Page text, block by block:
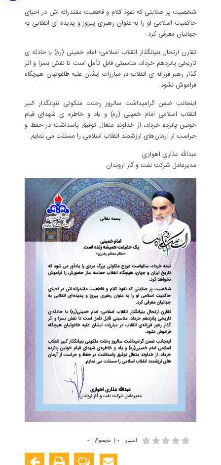
شخصیت پر صلابتی که نفوذ کلام و قاطعیت مقتدرانه اش در احیای
حاکمیت اسلامی او را به عنوان رهبری پیروز و پدیده ای انقلابی به
جهانیان معرفی کرد.
تقارن ارتحال بنیانگذار انقلاب اسلامی؛ امام خمینی (ره) با حادثه ی
تاریخی پانزدهم خرداد، مناسبتی قابل تأمل است تا نقش بسزا و اثر
گذار رهبر فرزانه ی انقلاب در مبارزات ایشان علیه طاغوتیان هیچگاه
فراموش نشود.
اینجانب ضمن گرامیداشت سالروز رحلت ملکوتی بنیانگذار کبیر
انقلاب اسلامی امام خمینی (ره) و یاد و خاطره ی شهدای قیام
خونین پانزده خرداد، از خداوند متعال توفیق پاسداشت در حفظ و
حراست از آرمان‌های ارزشمند انقلاب اسلامی را مسئلت می نمایم.
عبدالله عذاري اهوازي
مدیرعامل شرکت نفت و گاز اروندان
امتیاز: ۰ | مجموع : ۰